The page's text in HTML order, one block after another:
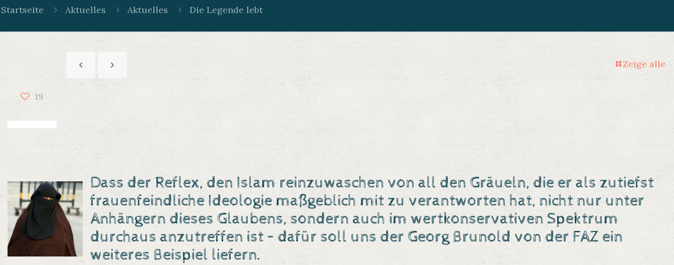
Startseite Aktuelles Aktuelles Die Legende lebt
Zeige alle
19
Dass der Reflex, den Islam reinzuwaschen von all den Gräueln, die er als zutiefst
frauenfeindliche Ideologie maßgeblich mit zu verantworten hat, nicht nur unter
Anhängern dieses Glaubens, sondern auch im wertkonservativen Spektrum
durchaus anzutreffen ist – dafür soll uns der Georg Brunold von der FAZ ein
weiteres Beispiel liefern.